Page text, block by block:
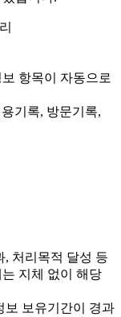
항목이 자동으로
기록, 방문기록,
처리목적 달성 등
지체 없이 해당
보유기간이 경과